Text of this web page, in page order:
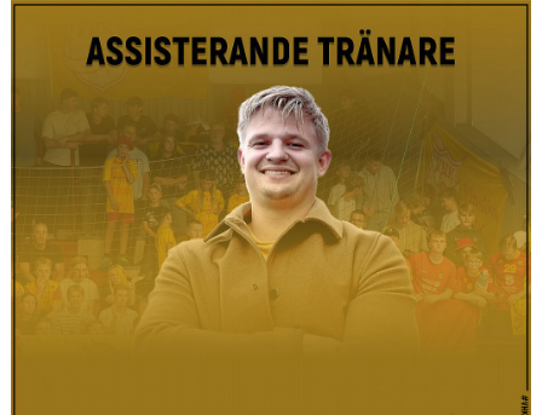
BLI MEDLEM!
VFC CUPEN
VHK SOCIALA MEDIER